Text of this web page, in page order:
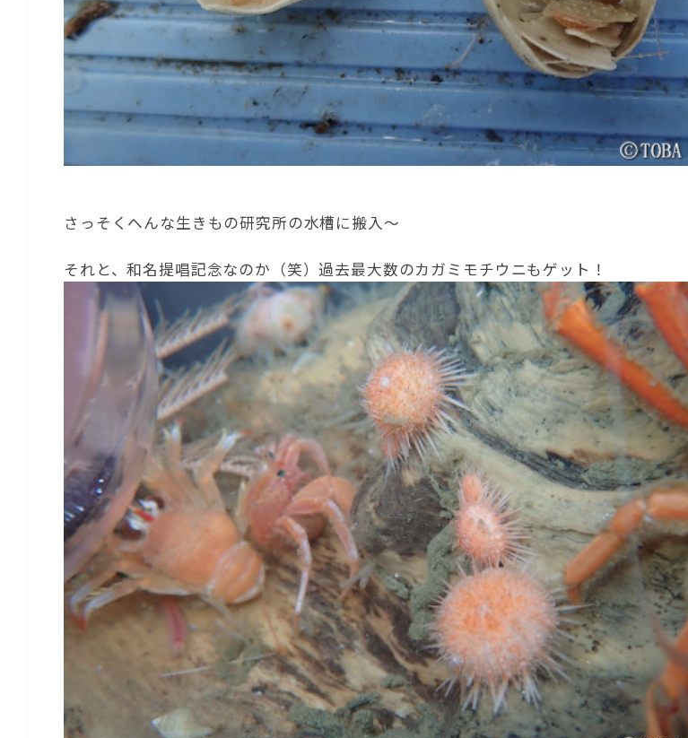
さっそくへんな生きもの研究所の水槽に搬入～
それと、和名提唱記念なのか（笑）過去最大数のカガミモチウニもゲット！